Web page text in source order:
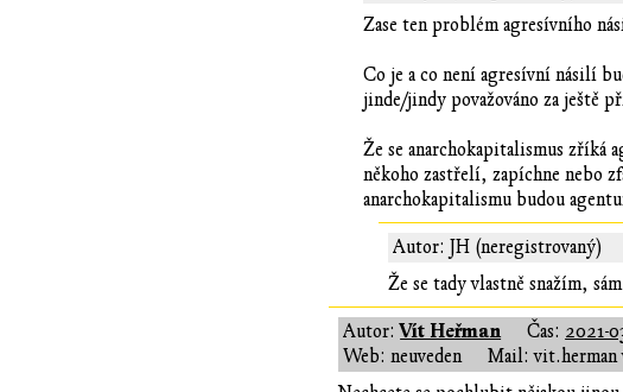
Zase ten problém agresívního
Co je a co není agresívní násilí
jinde/jindy považováno za ještě
Že se anarchokapitalismus zříká
někoho zastřelí, zapíchne nebo
anarchokapitalismu budou
Autor: JH (neregistrovaný)
Že se tady vlastně snažím,
Autor:Vít Heřman Čas: 2021-
Web: neuveden
Mail: vit.herman